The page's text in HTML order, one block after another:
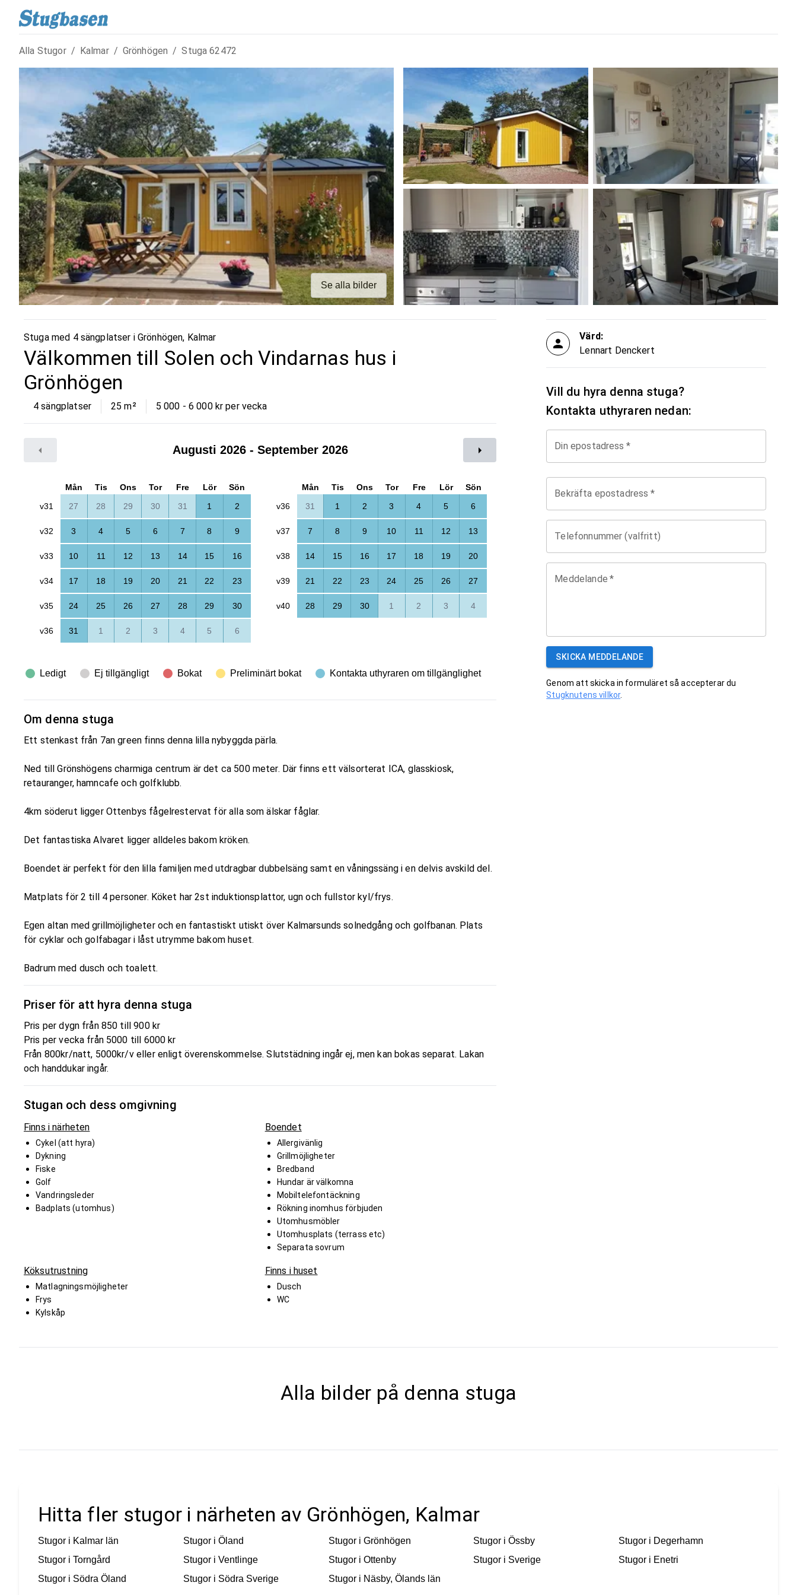
Alla Stugor / Kalmar / Grönhögen / Stuga62472
Se alla bilder
Stuga med 4 sängplatser i Grönhögen, Kalmar
Välkommen till Solen och Vindarnas hus i
Grönhögen
4 sängplatser 25 m² 5 000 - 6 000 kr per vecka
Augusti 2026- September 2026
Mån Tis Ons Tor Fre Lör
Sön
v31
27 28 29 30 31 1 2
v32 3 4 5 6 7 8 9
v33 10 11 12 13 14 15 16
v34 17 18 19 20 21 22 23
v35 24 25 26 27 28 29 30
v36 31 1 2 3 4 5 6
Mån Tis Ons Tor Fre Lör
Sön
v36
31 1 2 3 4 5 6
v37 7 8 9 10 11 12 13
v38 14 15 16 17 18 19 20
v39 21 22 23 24 25 26 27
v40 28 29 30 1 2 3 4
Ledigt Ej tillgängligt Bokat Preliminärt bokat Kontakta uthyraren om tillgänglighet
Om denna stuga
Ett stenkast från 7an green finns denna lilla nybyggda pärla.
Ned till Grönshögens charmiga centrum är det ca 500 meter. Där finns ett välsorterat ICA, glasskiosk,
retauranger, hamncafe och golfklubb.
4km söderut ligger Ottenbys fågelrestervat för alla som älskar fåglar.
Det fantastiska Alvaret ligger alldeles bakom kröken.
Boendet är perfekt för den lilla familjen med utdragbar dubbelsäng samt en våningssäng i en delvis avskild del.
Matplats för 2 till 4 personer. Köket har 2st induktionsplattor, ugn och fullstor kyl/frys.
Egen altan med grillmöjligheter och en fantastiskt utiskt över Kalmarsunds solnedgång och golfbanan. Plats
för cyklar och golfabagar i låst utrymme bakom huset.
Badrum med dusch och toalett.
Priser för att hyra denna stuga
Pris per dygn från 850 till 900 kr
Pris per vecka från 5000 till 6000 kr
Från 800kr/natt, 5000kr/v eller enligt överenskommelse. Slutstädning ingår ej, men kan bokas separat. Lakan
och handdukar ingår.
Stugan och dess omgivning
Finns i närheten
Cykel (att hyra)
Dykning
Fiske
Golf
Vandringsleder
Badplats (utomhus)
Boendet
Allergivänlig
Grillmöjligheter
Bredband
Hundar är välkomna
Mobiltelefontäckning
Rökning inomhus förbjuden
Utomhusmöbler
Utomhusplats (terrass etc)
Separata sovrum
Köksutrustning
Matlagningsmöjligheter
Frys
Kylskåp
Finns i huset
Dusch
WC
Värd:
Lennart Denckert
Vill du hyra denna stuga?
Kontakta uthyraren nedan:
Din epostadress *
Bekräfta epostadress *
Telefonnummer (valfritt)
Meddelande *
SKICKA MEDDELANDE
Genom att skicka in formuläret så accepterar du
Stugknutens villkor.
Alla bilder på denna stuga
Hitta fler stugor i närheten av Grönhögen, Kalmar
Stugor i Kalmar län Stugor i Öland Stugor i Grönhögen Stugor i Össby Stugor i Degerhamn
Stugor i Torngård Stugor i Ventlinge Stugor i Ottenby Stugor i Sverige Stugor i Enetri
Stugor i Södra Öland Stugor i Södra Sverige Stugor i Näsby, Ölands län